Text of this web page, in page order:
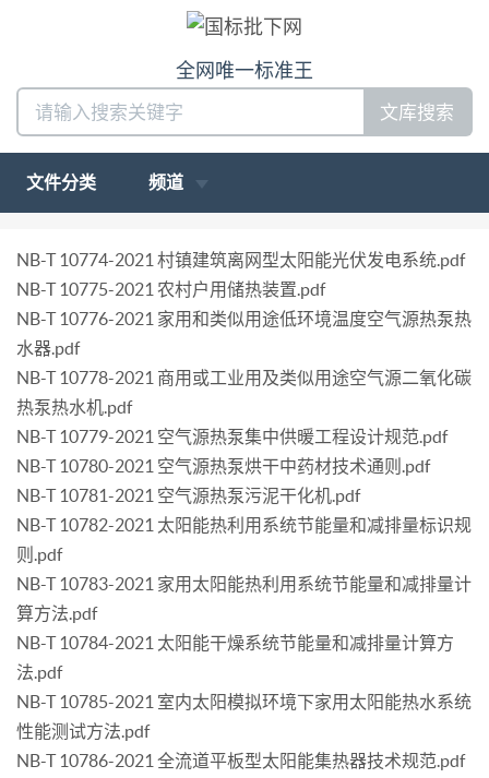
全网唯一标准王
文库搜索
文件分类 频道
NB-T 10774-2021 村镇建筑离网型太阳能光伏发电系统.pdf
NB-T 10775-2021 农村户用储热装置.pdf
NB-T 10776-2021 家用和类似用途低环境温度空气源热泵热
水器.pdf
NB-T 10778-2021 商用或工业用及类似用途空气源二氧化碳
热泵热水机.pdf
NB-T 10779-2021 空气源热泵集中供暖工程设计规范.pdf
NB-T 10780-2021 空气源热泵烘干中药材技术通则.pdf
NB-T 10781-2021 空气源热泵污泥干化机.pdf
NB-T 10782-2021 太阳能热利用系统节能量和减排量标识规
则.pdf
NB-T 10783-2021 家用太阳能热利用系统节能量和减排量计
算方法.pdf
NB-T 10784-2021 太阳能干燥系统节能量和减排量计算方
法.pdf
NB-T 10785-2021 室内太阳模拟环境下家用太阳能热水系统
性能测试方法.pdf
NB-T 10786-2021 全流道平板型太阳能集热器技术规范.pdf